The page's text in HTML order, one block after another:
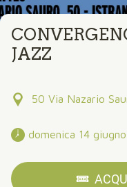
JAZZ
50 Via Nazario
domenica 14